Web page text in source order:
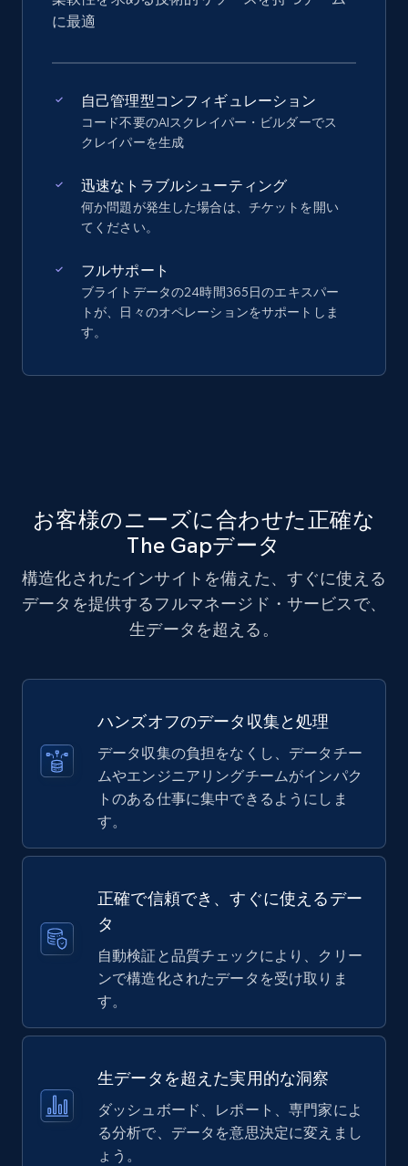
に最適
自己管理型コンフィギュレーション
コード不要のAIスクレイパー・ビルダーでス
クレイパーを生成
迅速なトラブルシューティング
何か問題が発生した場合は、チケットを開い
てください。
フルサポート
ブライトデータの24時間365日のエキスパー
トが、日々のオペレーションをサポートしま
す。
お客様のニーズに合わせた正確な
The Gapデータ
構造化されたインサイトを備えた、すぐに使える
データを提供するフルマネージド・サービスで、
生データを超える。
ハンズオフのデータ収集と処理
データ収集の負担をなくし、データチー
ムやエンジニアリングチームがインパク
トのある仕事に集中できるようにしま
す。
正確で信頼でき、すぐに使えるデー
タ
自動検証と品質チェックにより、クリー
ンで構造化されたデータを受け取りま
す。
生データを超えた実用的な洞察
ダッシュボード、レポート、専門家によ
る分析で、データを意思決定に変えまし
ょう。